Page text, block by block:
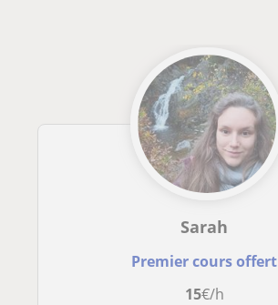
Sarah
Premier cours offert
15€/h